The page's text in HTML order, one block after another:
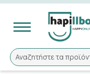
Αναζητήστε τα
Αναζήτηση